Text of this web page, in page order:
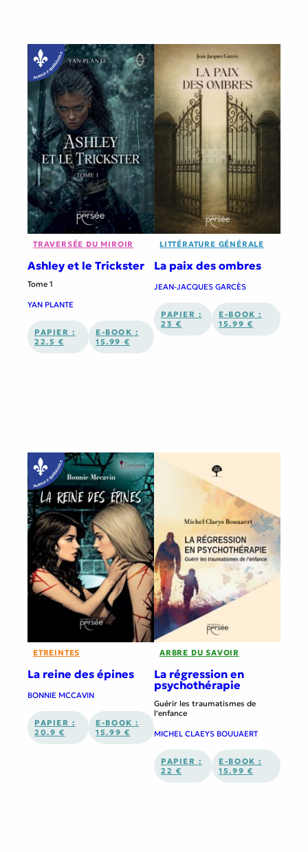
TRAVERSÉE DU MIROIR
Ashley et le Trickster
Tome 1
YAN PLANTE
PAPIER :
22.5 €
E-BOOK :
15.99 €
LITTÉRATURE GÉNÉRALE
La paix des ombres
JEAN-JACQUES GARCÈS
PAPIER :
23 €
E-BOOK :
15.99 €
ETREINTES
La reine des épines
BONNIE MCCAVIN
PAPIER :
20.9 €
E-BOOK :
15.99 €
ARBRE DU SAVOIR
La régression en
psychothérapie
Guérir les traumatismes de
l’enfance
MICHEL CLAEYS BOUUAERT
PAPIER :
22 €
E-BOOK :
15.99 €